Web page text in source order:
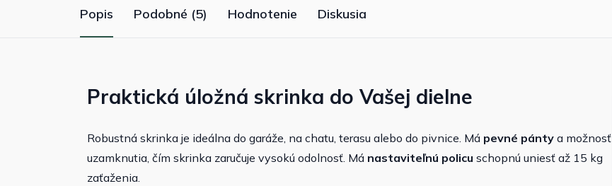
Popis Podobné (5) Hodnotenie Diskusia
Praktická úložná skrinka do Vašej dielne
Robustná skrinka je ideálna do garáže, na chatu, terasu alebo do pivnice. Má pevné pánty a možnosť
uzamknutia, čím skrinka zaručuje vysokú odolnosť. Má nastaviteľnú policu schopnú uniesť až 15 kg
zaťaženia.